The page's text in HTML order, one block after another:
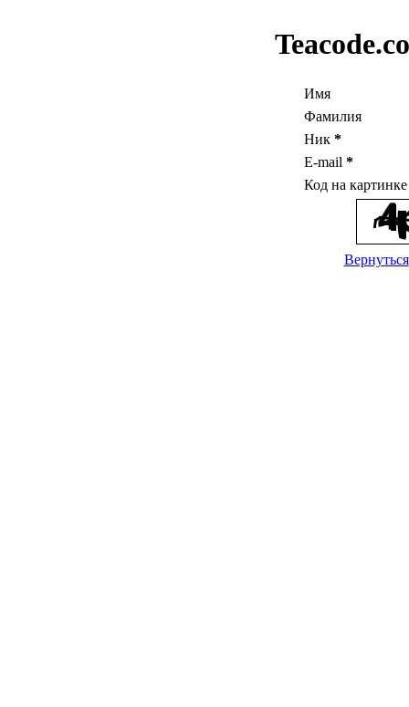
Имя
Фамилия
Ник *
E-mail *
Код на
Вернуться